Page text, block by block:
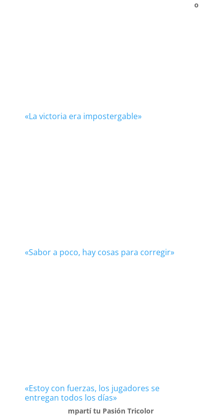
«La victoria era impostergable»
«Sabor a poco, hay cosas para corregir»
«Estoy con fuerzas, los jugadores se
entregan todos los días»
o
mpartí tu Pasión Tricolor